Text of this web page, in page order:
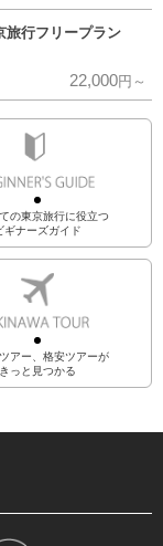
旅行フリープラン
22,000円～
の東京旅行に役立つ
ギナーズガイド
アー、格安ツアーが
きっと見つかる